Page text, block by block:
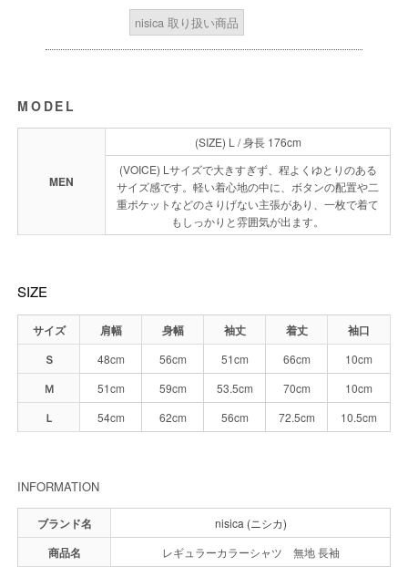
nisica 取り扱い商品
MODEL
MEN
(SIZE) L / 身長 176cm
(VOICE) Lサイズで大きすぎず、程よくゆとりのある
サイズ感です。軽い着心地の中に、ボタンの配置や二
重ポケットなどのさりげない主張があり、一枚で着て
もしっかりと雰囲気が出ます。
SIZE
サイズ 肩幅 身幅 袖丈 着丈
袖口
Ｓ
48cm 56cm 51cm 66cm 10cm
Ｍ 51cm 59cm 53.5cm 70cm 10cm
Ｌ 54cm 62cm 56cm 72.5cm 10.5cm
INFORMATION
ブランド名 nisica (ニシカ)
商品名 レギュラーカラーシャツ 無地 長袖